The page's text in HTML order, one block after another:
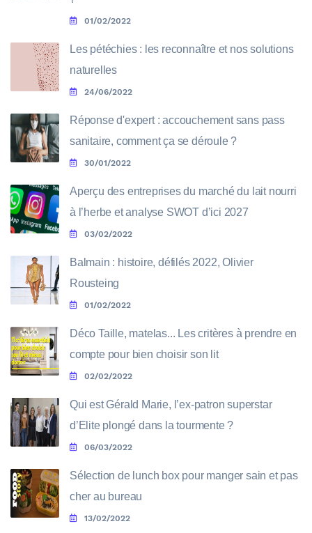
01/02/2022
Les pétéchies : les reconnaître et nos solutions
naturelles
24/06/2022
Réponse d'expert : accouchement sans pass
sanitaire, comment ça se déroule ?
30/01/2022
Aperçu des entreprises du marché du lait nourri
à l’herbe et analyse SWOT d’ici 2027
03/02/2022
Balmain : histoire, défilés 2022, Olivier
Rousteing
01/02/2022
Déco Taille, matelas... Les critères à prendre en
compte pour bien choisir son lit
02/02/2022
Qui est Gérald Marie, l’ex-patron superstar
d’Elite plongé dans la tourmente ?
06/03/2022
Sélection de lunch box pour manger sain et pas
cher au bureau
13/02/2022